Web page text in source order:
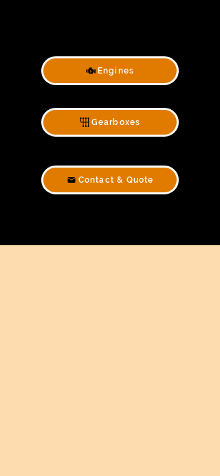
Engines
Gearboxes
Contact & Quote